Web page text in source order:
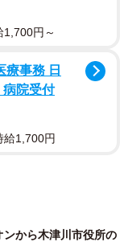
2/2
1,700円～
療事務 日
院受付
給1,700円
ンから木津川市役所の